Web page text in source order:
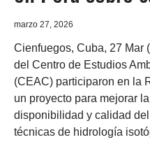
marzo 27, 2026
Cienfuegos, Cuba, 27 Mar
del Centro de Estudios
(CEAC) participaron en la
un proyecto para mejorar
disponibilidad y calidad
técnicas de hidrología